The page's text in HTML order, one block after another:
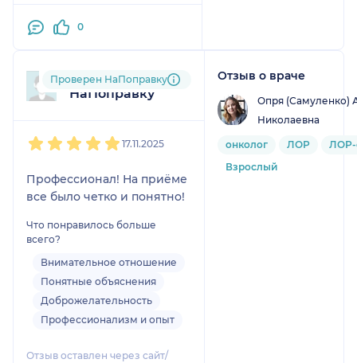
наблюдать за моим
мастерство, спокойствие и
человечность.
0
Пользователь
НаПоправку
Проверен НаПоправку
17.11.2025
Профессионал! На приёме
все было четко и понятно!
Что понравилось больше
всего?
Внимательное отношение
Понятные объяснения
Доброжелательность
Профессионализм и опыт
Отзыв оставлен через сайт/
Отзыв о враче
Опря (Самуленко)
Николаевна
онколог ЛОР
ЛОР-
Взрослый